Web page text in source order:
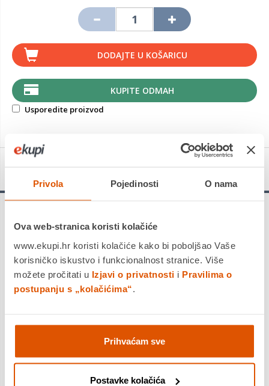
Privola Pojedinosti O nama
Ova web-stranica koristi kolačiće
www.ekupi.hr koristi kolačiće kako bi poboljšao Vaše
korisničko iskustvo i funkcionalnost stranice. Više
možete pročitati u Izjavi o privatnosti i Pravilima o
postupanju s „kolačićima“
Prihvaćam sve
Postavke kolačića
DODAJTE U KOŠARICU
KUPITE ODMAH
Usporedite proizvod
MICHELIN Primacy 4 održava visoku razinu prozračivanja vode
čak i kada se nosi. Njezina nova skulptura pruža + 22%
prostora za evakuaciju više vode.
zahvaljujući najnovijoj generaciji gumenih spojeva visokih
performansi,MICHELIN Primacy 4je u mogućnosti pružiti
izvrsne performanse kočenja na mokroj cesti, kada je nova,
čak i kada se nose, bez ugrožavanja dugovječnosti guma.